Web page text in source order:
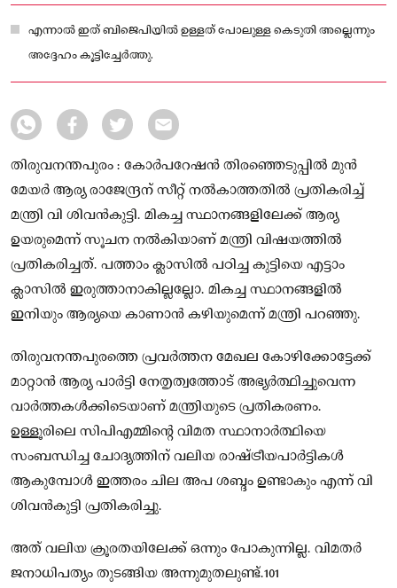
എന്നാൽ ഇത് ബിജെപിയിൽ ഉള്ളത് പോലുള്ള കെടുതി അല്ലെന്നും
അദ്ദേഹം കൂട്ടിച്ചേർത്തു.
തിരുവനന്തപുരം : കോർപറേഷൻ തിരഞ്ഞെടുപ്പിൽ മുൻ
മേയർ ആര്യ രാജേന്ദ്രന് സീറ്റ് നൽകാത്തതിൽ പ്രതികരിച്ച്
മന്ത്രി വി ശിവൻകുട്ടി. മികച്ച സ്ഥാനങ്ങളിലേക്ക് ആര്യ
ഉയരുമെന്ന് സൂചന നൽകിയാണ് മന്ത്രി വിഷയത്തിൽ
പ്രതികരിച്ചത്. പത്താം ക്ലാസിൽ പഠിച്ച കുട്ടിയെ എട്ടാം
ക്ലാസിൽ ഇരുത്താനാകില്ലല്ലോ. മികച്ച സ്ഥാനങ്ങളിൽ
ഇനിയും ആര്യയെ കാണാൻ കഴിയുമെന്ന് മന്ത്രി പറഞ്ഞു.
തിരുവനന്തപുരത്തെ പ്രവർത്തന മേഖല കോഴിക്കോട്ടേക്ക്
മാറ്റാൻ ആര്യ പാർട്ടി നേതൃത്വത്തോട് അഭ്യർത്ഥിച്ചുവെന്ന
വാര്‍ത്തകള്‍ക്കിടെയാണ് മന്ത്രിയുടെ പ്രതികരണം.
ഉള്ളൂരിലെ സിപിഎമ്മിന്റെ വിമത സ്ഥാനാർത്ഥിയെ
സംബന്ധിച്ച ചോദ്യത്തിന് വലിയ രാഷ്ട്രീയപാർട്ടികൾ
ആകുമ്പോൾ ഇത്തരം ചില അപ ശബ്ദം ഉണ്ടാകും എന്ന് വി
ശിവന്‍കുട്ടി പ്രതികരിച്ചു.
അത് വലിയ ക്രൂരതയിലേക്ക് ഒന്നും പോകുന്നില്ല. വിമതർ
ജനാധിപത്യം തുടങ്ങിയ അന്നുമുതലുണ്ട്.101